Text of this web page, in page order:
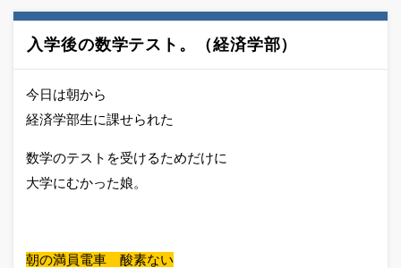
入学後の数学テスト。（経済学部）
今日は朝から
経済学部生に課せられた
数学のテストを受けるためだけに
大学にむかった娘。
朝の満員電車 酸素ない